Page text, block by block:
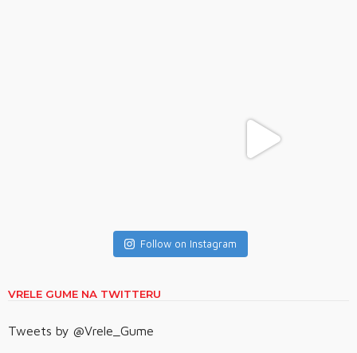
Follow on Instagram
VRELE GUME NA TWITTERU
Tweets by @Vrele_Gume